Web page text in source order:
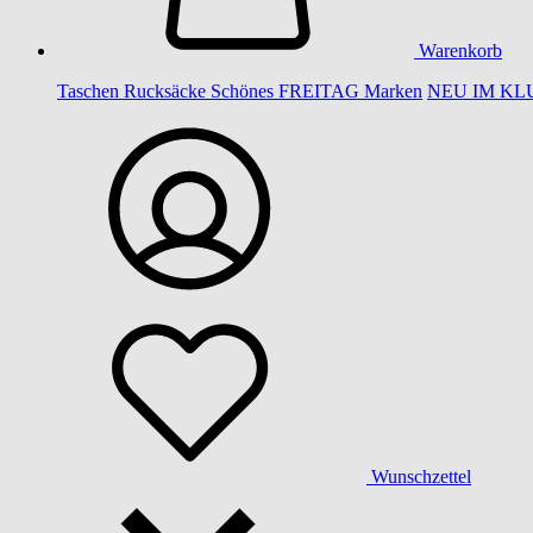
Warenkorb
Taschen Rucksäcke Schönes FREITAG Marken NEU IM
Wunschzettel